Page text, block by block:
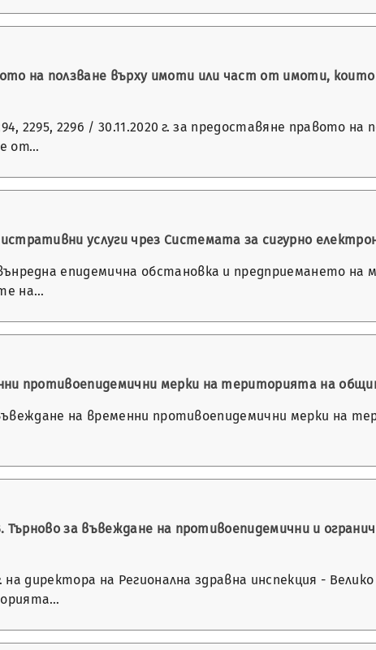
на ползване върху имоти или част от имоти,
2295, 2296 / 30.11.2020 г. за предоставяне правото
от…
услуги чрез Системата за сигурно
епидемична обстановка и предприемането на
на…
противоепидемични мерки на територията на
на временни противоепидемични мерки на
Търново за въвеждане на противоепидемични и
на директора на Регионална здравна инспекция -